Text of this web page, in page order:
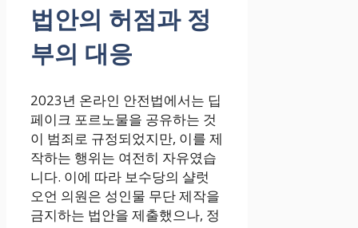
법안의 허점과 정
부의 대응
2023년 온라인 안전법에서는 딥
페이크 포르노물을 공유하는 것
이 범죄로 규정되었지만, 이를 제
작하는 행위는 여전히 자유였습
니다. 이에 따라 보수당의 샬럿
오언 의원은 성인물 무단 제작을
금지하는 법안을 제출했으나, 정